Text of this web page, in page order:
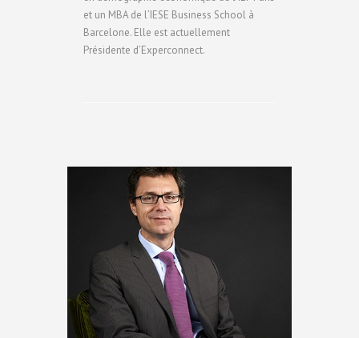
et un MBA de l’IESE Business School à
Barcelone. Elle est actuellement
Présidente d’Experconnect.